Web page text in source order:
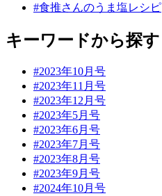
#食推さんのうま塩レシピ
キーワードから探す
#2023年10月号
#2023年11月号
#2023年12月号
#2023年5月号
#2023年6月号
#2023年7月号
#2023年8月号
#2023年9月号
#2024年10月号